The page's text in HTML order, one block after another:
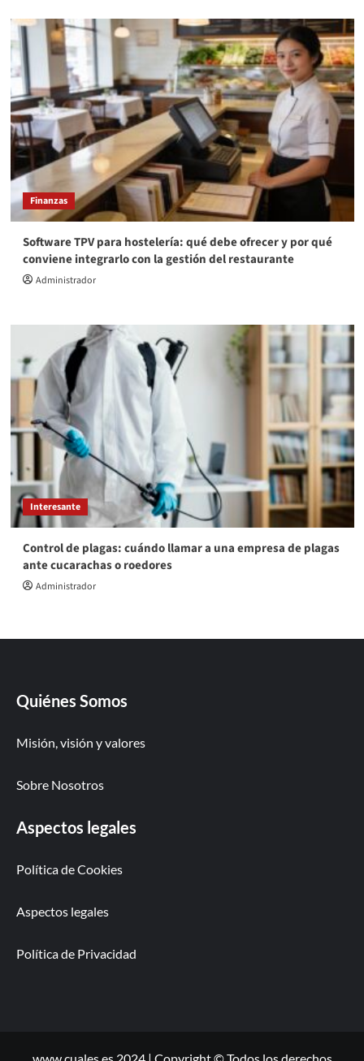
Finanzas
Software TPV para hostelería: qué debe ofrecer y por qué
conviene integrarlo con la gestión del restaurante
Administrador
Interesante
Control de plagas: cuándo llamar a una empresa de plagas
ante cucarachas o roedores
Administrador
Quiénes Somos
Misión, visión y valores
Sobre Nosotros
Aspectos legales
Política de Cookies
Aspectos legales
Política de Privacidad